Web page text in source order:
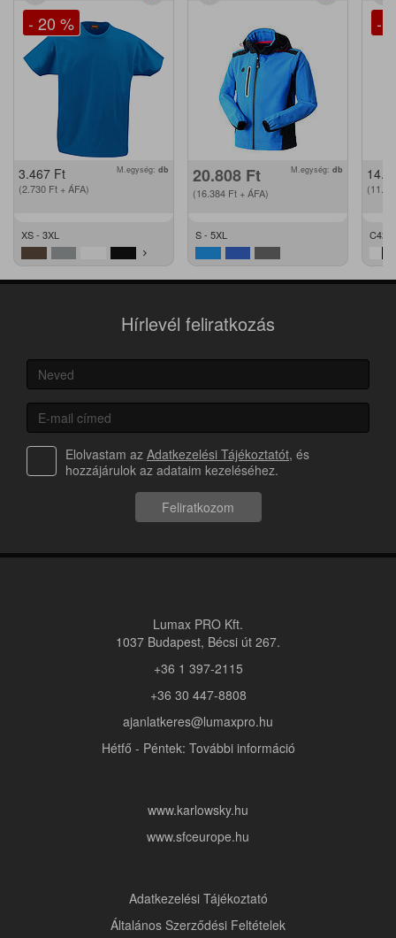
- 20 %
3.467 Ft
(2.730 Ft + ÁFA)
M.egység: db
XS - 3XL
20.808 Ft
(16.384 Ft + ÁFA)
M.egység: db
S - 5XL
-
C42 -
Hírlevél feliratkozás
Elolvastam az Adatkezelési Tájékoztatót, és
hozzájárulok az adataim kezeléséhez.
Feliratkozom
Lumax PRO Kft.
1037 Budapest, Bécsi út 267.
+36 1 397-2115
+36 30 447-8808
ajanlatkeres@lumaxpro.hu
Hétfő - Péntek: További információ
www.karlowsky.hu
www.sfceurope.hu
Adatkezelési Tájékoztató
Általános Szerződési Feltételek